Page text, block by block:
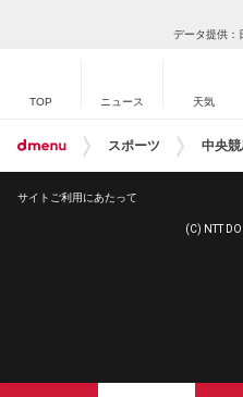
データ提供：
TOP ニュース 天気
スポーツ 中央
サイトご利用にあたって
(C) NTT